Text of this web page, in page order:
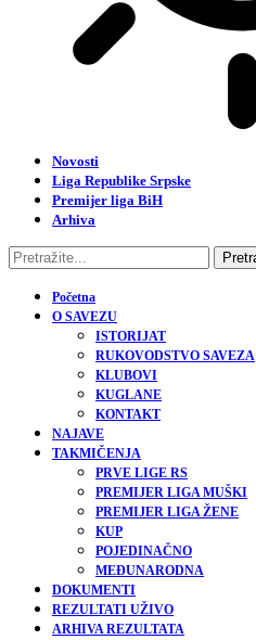
Novosti
Liga Republike Srpske
Premijer liga BiH
Arhiva
Početna
O SAVEZU
ISTORIJAT
RUKOVODSTVO SAVEZA
KLUBOVI
KUGLANE
KONTAKT
NAJAVE
TAKMIČENJA
PRVE LIGE RS
PREMIJER LIGA MUŠKI
PREMIJER LIGA ŽENE
KUP
POJEDINAČNO
MEĐUNARODNA
DOKUMENTI
REZULTATI UŽIVO
ARHIVA REZULTATA